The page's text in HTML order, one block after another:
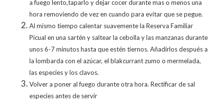
afuego lento,taparlo y dejar cocer durante mas o menos una
hora removiendo de vez en cuando para evitar que se pegue.
Al mismo tiempo calentar suavemente la Reserva Familiar
Picual en una sartén y saltear la cebolla y las manzanas durante
unos 6-7 minutos hasta que estén tiernos. Añadirlos después a
la lombarda con el azúcar, el blakcurrant zumo o mermelada,
las especies y los clavos.
Volver a poner al fuego durante otra hora. Rectificar de sal
especies antes de servir